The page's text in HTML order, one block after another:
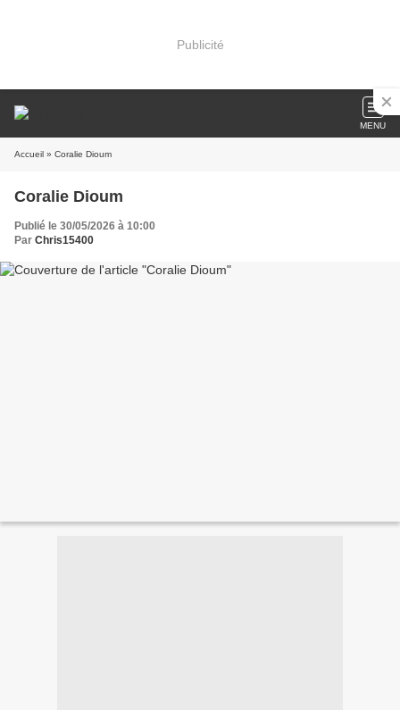
Publicité
MENU
Accueil » Coralie Dioum
Coralie Dioum
Publié le 30/05/2026 à 10:00
Par Chris15400